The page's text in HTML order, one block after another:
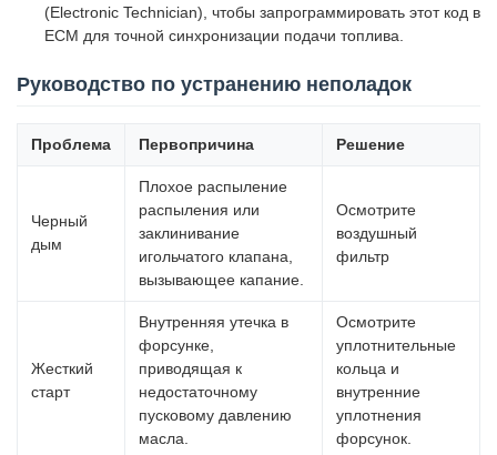
(Electronic Technician), чтобы запрограммировать этот код в
ECM для точной синхронизации подачи топлива.
Руководство по устранению неполадок
Проблема Первопричина Решение
Черный
дым
Плохое распыление
распыления или
заклинивание
игольчатого клапана,
вызывающее капание.
Осмотрите
воздушный
фильтр
Жесткий
старт
Внутренняя утечка в
форсунке,
приводящая к
недостаточному
пусковому давлению
масла.
Осмотрите
уплотнительные
кольца и
внутренние
уплотнения
форсунок.